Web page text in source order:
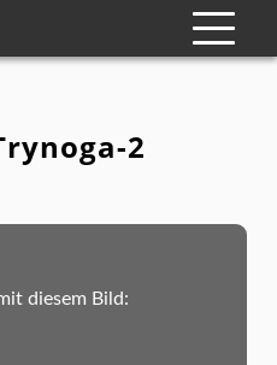
2
diesem Bild: